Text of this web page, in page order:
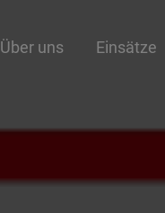
Über uns Einsätze